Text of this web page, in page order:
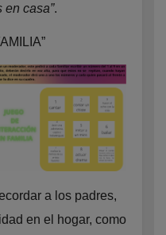
casa”.
a los padres,
en el hogar, como